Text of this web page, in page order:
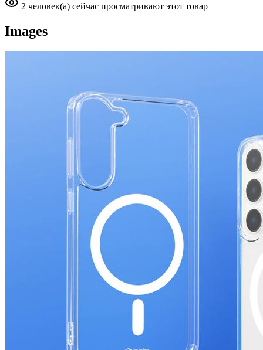
2 человек(а) сейчас просматривают этот товар
Images